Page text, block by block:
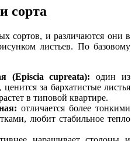
сорта
сортов, и различаются они в
листьев. По базовому
(Episcia cupreata): один из
за бархатистые листья
в типовой квартире.
отличается более тонкими
любит стабильное тепло